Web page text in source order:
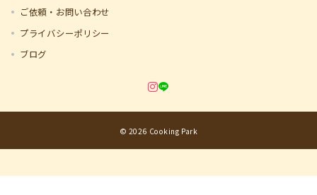
ご依頼・お問い合わせ
プライバシーポリシー
ブログ
© 2026 Cooking Park